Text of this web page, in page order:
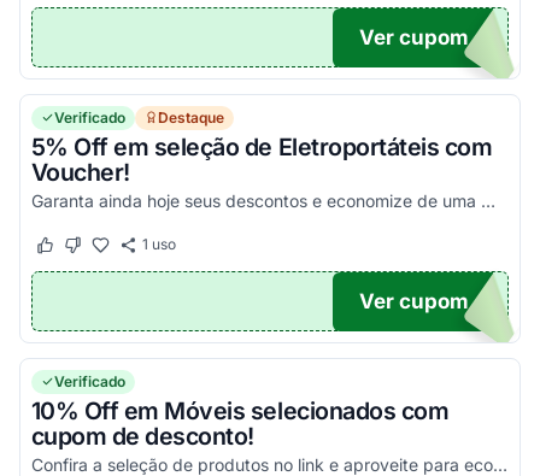
CH5
Ver cupom
Verificado Destaque
5% Off em seleção de Eletroportáteis com
Voucher!
Garanta ainda hoje seus descontos e economize de uma maneira simples!
Este cupom funcionou
Este cupom não funcionou
1 uso
EIS5
Ver cupom
Verificado
10% Off em Móveis selecionados com
cupom de desconto!
Confira a seleção de produtos no link e aproveite para economizar!